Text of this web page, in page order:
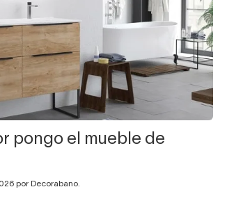
pongo el mueble de
por Decorabano.